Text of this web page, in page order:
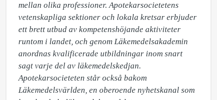
mellan olika professioner. Apotekarsocietetens
vetenskapliga sektioner och lokala kretsar erbjuder
ett brett utbud av kompetenshöjande aktiviteter
runtom i landet, och genom Läkemedelsakademin
anordnas kvalificerade utbildningar inom snart
sagt varje del av läkemedelskedjan.
Apotekarsocieteten står också bakom
Läkemedelsvärlden, en oberoende nyhetskanal som